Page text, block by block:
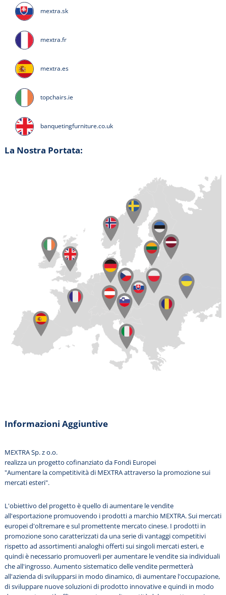
mextra.sk
mextra.fr
mextra.es
topchairs.ie
banquetingfurniture.co.uk
La Nostra Portata:
Informazioni Aggiuntive
MEXTRA Sp. z o.o.
realizza un progetto cofinanziato da Fondi Europei
"Aumentare la competitività di MEXTRA attraverso la promozione sui
mercati esteri".
L'obiettivo del progetto è quello di aumentare le vendite
all'esportazione promuovendo i prodotti a marchio MEXTRA. Sui mercati
europei d'oltremare e sul promettente mercato cinese. I prodotti in
promozione sono caratterizzati da una serie di vantaggi competitivi
rispetto ad assortimenti analoghi offerti sui singoli mercati esteri, e
quindi è necessario promuoverli per aumentare le vendite sia individuali
che all'ingrosso. Aumento sistematico delle vendite permetterà
all'azienda di svilupparsi in modo dinamico, di aumentare l'occupazione,
di sviluppare nuove soluzioni di prodotto innovative e quindi in modo